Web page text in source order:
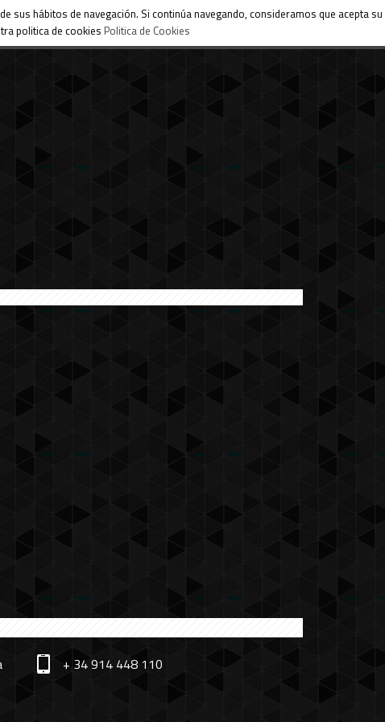
hábitos de navegación. Si continúa navegando, consideramos que acepta su
politica de cookies Politica de Cookies
+ 34 914 448 110